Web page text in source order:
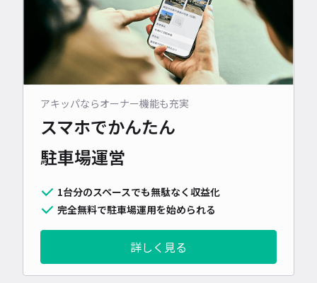
アキッパならオーナー機能も充実
スマホでかんたん
駐車場運営
1台分のスペースでも無駄なく収益化
完全無料で駐車場運用を始められる
詳しく見る